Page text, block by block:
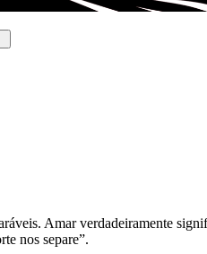
Amar verdadeiramente
nos separe”.